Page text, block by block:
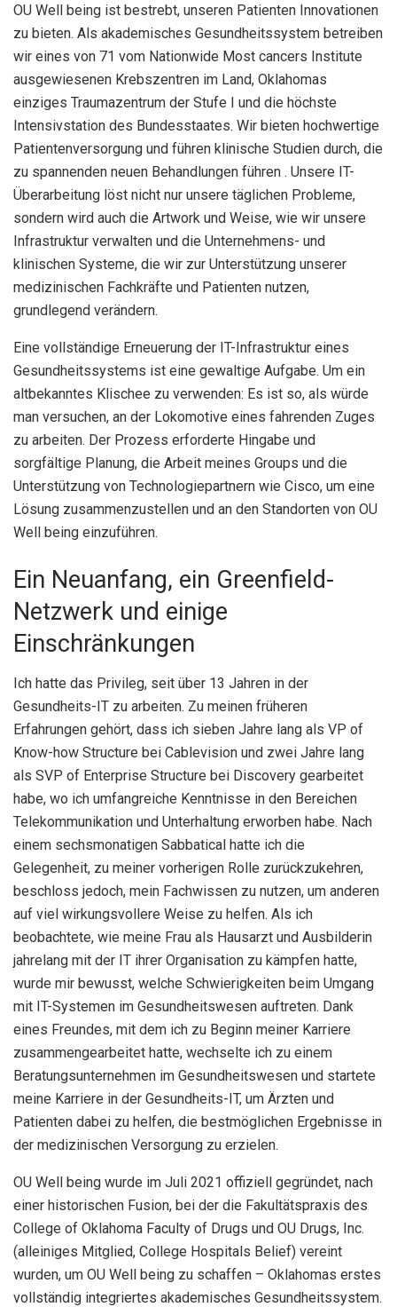
OU Well being ist bestrebt, unseren Patienten Innovationen
zu bieten. Als akademisches Gesundheitssystem betreiben
wir eines von 71 vom Nationwide Most cancers Institute
ausgewiesenen Krebszentren im Land, Oklahomas
einziges Traumazentrum der Stufe I und die höchste
Intensivstation des Bundesstaates. Wir bieten hochwertige
Patientenversorgung und führen klinische Studien durch, die
zu spannenden neuen Behandlungen führen . Unsere IT-
Überarbeitung löst nicht nur unsere täglichen Probleme,
sondern wird auch die Artwork und Weise, wie wir unsere
Infrastruktur verwalten und die Unternehmens- und
klinischen Systeme, die wir zur Unterstützung unserer
medizinischen Fachkräfte und Patienten nutzen,
grundlegend verändern.
Eine vollständige Erneuerung der IT-Infrastruktur eines
Gesundheitssystems ist eine gewaltige Aufgabe. Um ein
altbekanntes Klischee zu verwenden: Es ist so, als würde
man versuchen, an der Lokomotive eines fahrenden Zuges
zu arbeiten. Der Prozess erforderte Hingabe und
sorgfältige Planung, die Arbeit meines Groups und die
Unterstützung von Technologiepartnern wie Cisco, um eine
Lösung zusammenzustellen und an den Standorten von OU
Well being einzuführen.
Ein Neuanfang, ein Greenfield-
Netzwerk und einige
Einschränkungen
Ich hatte das Privileg, seit über 13 Jahren in der
Gesundheits-IT zu arbeiten. Zu meinen früheren
Erfahrungen gehört, dass ich sieben Jahre lang als VP of
Know-how Structure bei Cablevision und zwei Jahre lang
als SVP of Enterprise Structure bei Discovery gearbeitet
habe, wo ich umfangreiche Kenntnisse in den Bereichen
Telekommunikation und Unterhaltung erworben habe. Nach
einem sechsmonatigen Sabbatical hatte ich die
Gelegenheit, zu meiner vorherigen Rolle zurückzukehren,
beschloss jedoch, mein Fachwissen zu nutzen, um anderen
auf viel wirkungsvollere Weise zu helfen. Als ich
beobachtete, wie meine Frau als Hausarzt und Ausbilderin
jahrelang mit der IT ihrer Organisation zu kämpfen hatte,
wurde mir bewusst, welche Schwierigkeiten beim Umgang
mit IT-Systemen im Gesundheitswesen auftreten. Dank
eines Freundes, mit dem ich zu Beginn meiner Karriere
zusammengearbeitet hatte, wechselte ich zu einem
Beratungsunternehmen im Gesundheitswesen und startete
meine Karriere in der Gesundheits-IT, um Ärzten und
Patienten dabei zu helfen, die bestmöglichen Ergebnisse in
der medizinischen Versorgung zu erzielen.
OU Well being wurde im Juli 2021 offiziell gegründet, nach
einer historischen Fusion, bei der die Fakultätspraxis des
College of Oklahoma Faculty of Drugs und OU Drugs, Inc.
(alleiniges Mitglied, College Hospitals Belief) vereint
wurden, um OU Well being zu schaffen – Oklahomas erstes
vollständig integriertes akademisches Gesundheitssystem.